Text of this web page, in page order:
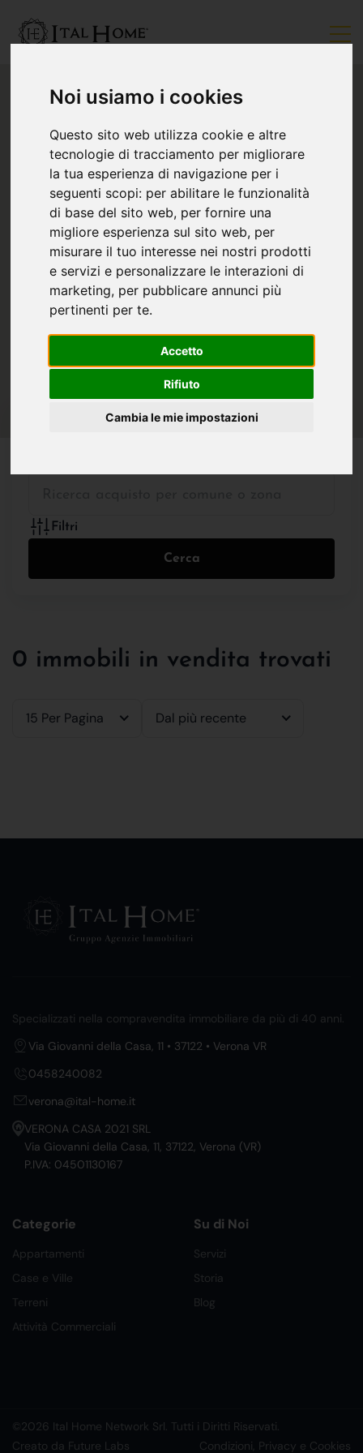
Noi usiamo i cookies
Questo sito web utilizza cookie e altre
tecnologie di tracciamento per migliorare
la tua esperienza di navigazione per i
seguenti scopi: per abilitare le funzionalità
di base del sito web, per fornire una
migliore esperienza sul sito web, per
misurare il tuo interesse nei nostri prodotti
e servizi e personalizzare le interazioni di
marketing, per pubblicare annunci più
pertinenti per te.
Accetto
Rifiuto
Cambia le mie impostazioni
Filtri
Cerca
0 immobili in vendita trovati
15 Per Pagina Dal più recente
Specializzati nella compravendita immobiliare da più di 40 anni.
Via Giovanni della Casa, 11 • 37122 • Verona VR
0458240082
verona@ital-home.it
VERONA CASA 2021 SRL
Via Giovanni della Casa, 11, 37122, Verona (VR)
P.IVA: 04501130167
Categorie
Appartamenti
Case e Ville
Terreni
Attività Commerciali
Su di Noi
Servizi
Storia
Blog
©2026 Ital Home Network Srl. Tutti i Diritti Riservati.
Creato da Future Labs
Condizioni, Privacy e Cookies